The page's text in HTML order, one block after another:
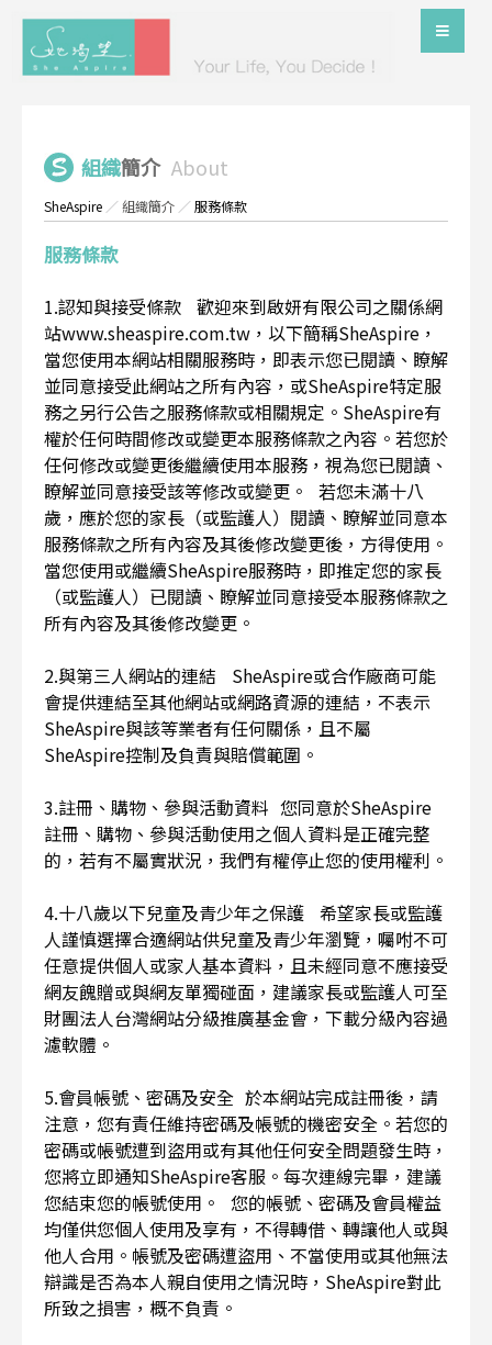
組織簡介 About
SheAspire ／組織簡介 ／服務條款
服務條款
1.認知與接受條款 歡迎來到啟妍有限公司之關係網
站www.sheaspire.com.tw，以下簡稱SheAspire，
當您使用本網站相關服務時，即表示您已閱讀、瞭解
並同意接受此網站之所有內容，或SheAspire特定服
務之另行公告之服務條款或相關規定。SheAspire有
權於任何時間修改或變更本服務條款之內容。若您於
任何修改或變更後繼續使用本服務，視為您已閱讀、
瞭解並同意接受該等修改或變更。 若您未滿十八
歲，應於您的家長（或監護人）閱讀、瞭解並同意本
服務條款之所有內容及其後修改變更後，方得使用。
當您使用或繼續SheAspire服務時，即推定您的家長
（或監護人）已閱讀、瞭解並同意接受本服務條款之
所有內容及其後修改變更。
2.與第三人網站的連結 SheAspire或合作廠商可能
會提供連結至其他網站或網路資源的連結，不表示
SheAspire與該等業者有任何關係，且不屬
SheAspire控制及負責與賠償範圍。
3.註冊、購物、參與活動資料 您同意於SheAspire
註冊、購物、參與活動使用之個人資料是正確完整
的，若有不屬實狀況，我們有權停止您的使用權利。
4.十八歲以下兒童及青少年之保護 希望家長或監護
人謹慎選擇合適網站供兒童及青少年瀏覽，囑咐不可
任意提供個人或家人基本資料，且未經同意不應接受
網友餽贈或與網友單獨碰面，建議家長或監護人可至
財團法人台灣網站分級推廣基金會，下載分級內容過
濾軟體。
5.會員帳號、密碼及安全 於本網站完成註冊後，請
注意，您有責任維持密碼及帳號的機密安全。若您的
密碼或帳號遭到盜用或有其他任何安全問題發生時，
您將立即通知SheAspire客服。每次連線完畢，建議
您結束您的帳號使用。 您的帳號、密碼及會員權益
均僅供您個人使用及享有，不得轉借、轉讓他人或與
他人合用。帳號及密碼遭盜用、不當使用或其他無法
辯識是否為本人親自使用之情況時，SheAspire對此
所致之損害，概不負責。